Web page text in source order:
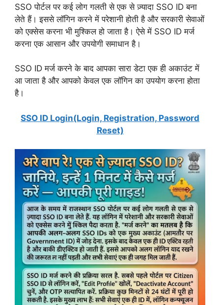
SSO पोर्टल पर कई लोग गलती से एक से ज़्यादा SSO ID बना
लेते हैं। इससे लॉगिन करने में परेशानी होती है और सरकारी सेवाओं
को एक्सेस करना भी मुश्किल हो जाता है। ऐसे में SSO ID मर्ज
करना एक आसान और उपयोगी समाधान है।
SSO ID मर्ज करने के बाद आपका सारा डेटा एक ही अकाउंट में
आ जाता है और आपको केवल एक लॉगिन का उपयोग करना होता
है।
SSO ID Login(Login, Registration, Password
Reset)